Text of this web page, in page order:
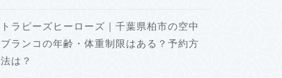
トラピーズヒーローズ｜千葉県柏市の空中
ブランコの年齢・体重制限はある？予約方
法は？